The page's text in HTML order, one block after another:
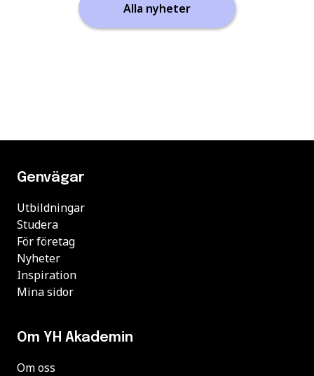
Alla nyheter
Genvägar
Utbildningar
Studera
För företag
Nyheter
Inspiration
Mina sidor
Om YH Akademin
Om oss